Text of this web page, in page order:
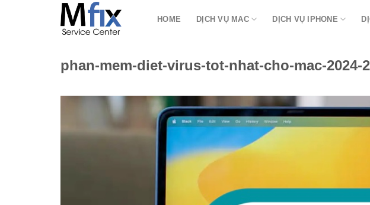
HOME DỊCH VỤ MAC DỊCH VỤ IPHONE
phan-mem-diet-virus-tot-nhat-cho-mac-2024-